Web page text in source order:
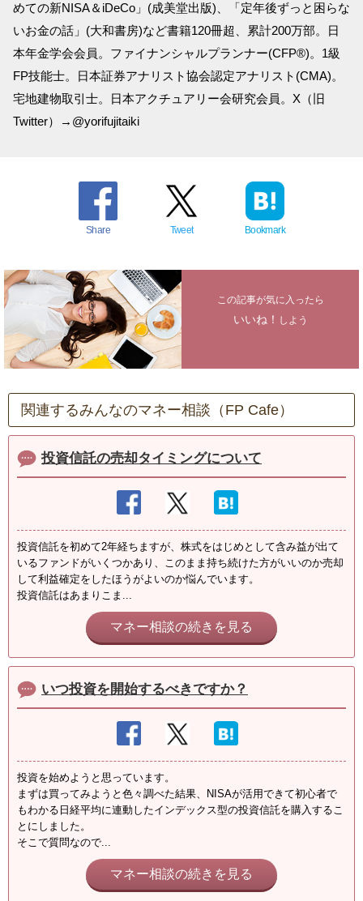
めての新NISA＆iDeCo」(成美堂出版)、「定年後ずっと困らな
いお金の話」(大和書房)など書籍120冊超、累計200万部。日
本年金学会会員。ファイナンシャルプランナー(CFP®)。1級
FP技能士。日本証券アナリスト協会認定アナリスト(CMA)。
宅地建物取引士。日本アクチュアリー会研究会員。X（旧
Twitter）→@yorifujitaiki
Share Tweet Bookmark
この記事が気に入ったら
いいね！ しよう
関連するみんなのマネー相談（FP Cafe）
投資信託の売却タイミングについて
投資信託を初めて2年経ちますが、株式をはじめとして含み益が出て
いるファンドがいくつかあり、このまま持ち続けた方がいいのか売却
して利益確定をしたほうがよいのか悩んでいます。
投資信託はあまりこま...
マネー相談の続きを見る
いつ投資を開始するべきですか？
投資を始めようと思っています。
まずは買ってみようと色々調べた結果、NISAが活用できて初心者で
もわかる日経平均に連動したインデックス型の投資信託を購入するこ
とにしました。
そこで質問なので...
マネー相談の続きを見る